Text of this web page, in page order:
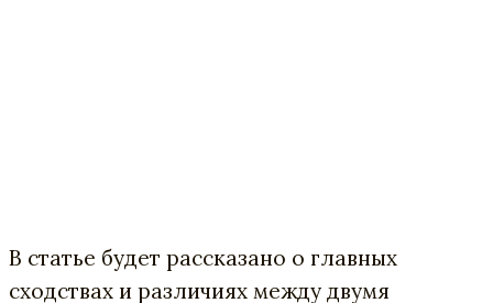
В статье будет рассказано о главных
сходствах и различиях между двумя